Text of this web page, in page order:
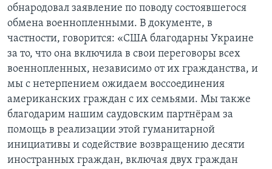
обнародовал заявление по поводу состоявшегося
обмена военнопленными. В документе, в
частности, говорится: «США благодарны Украине
за то, что она включила в свои переговоры всех
военнопленных, независимо от их гражданства, и
мы с нетерпением ожидаем воссоединения
американских граждан с их семьями. Мы также
благодарим нашим саудовским партнёрам за
помощь в реализации этой гуманитарной
инициативы и содействие возвращению десяти
иностранных граждан, включая двух граждан